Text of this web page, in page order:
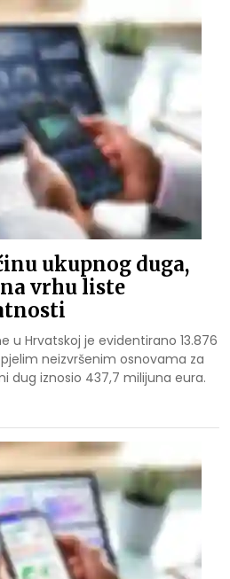
ukupnog duga,
vrhu liste
u Hrvatskoj je evidentirano 13.876
neizvršenim osnovama za
dug iznosio 437,7 milijuna eura.